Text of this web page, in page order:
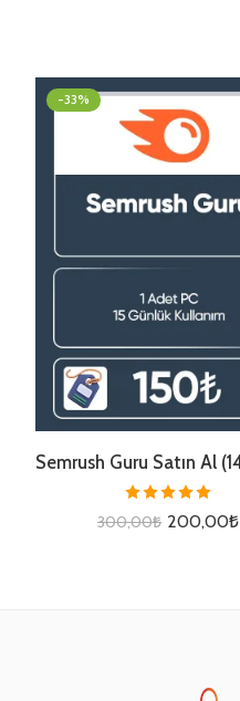
-33%
5 üzerinden
5.00oy aldı
300,00₺ 200,00₺